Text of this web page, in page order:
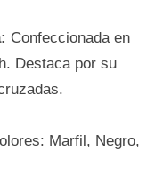
Confeccionada en
Destaca por su
Marfil, Negro,